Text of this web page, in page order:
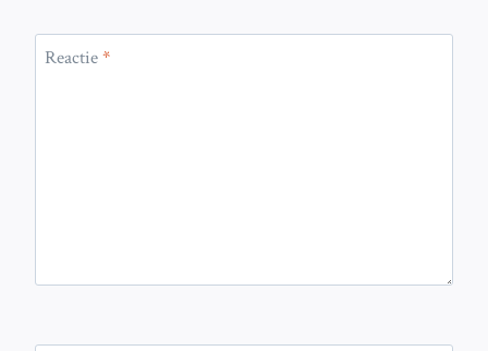
Reactie*